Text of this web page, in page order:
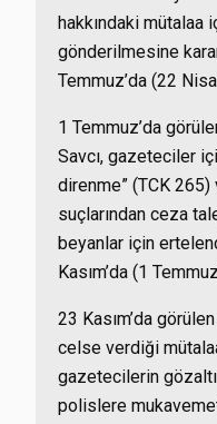
hakkındaki mütalaa
gönderilmesine
Temmuz’da (22
1 Temmuz’da
Savcı, gazeteciler
direnme” (TCK 265)
suçlarından ceza
beyanlar için
Kasım’da (1
23 Kasım’da
celse verdiği
gazetecilerin
polislere